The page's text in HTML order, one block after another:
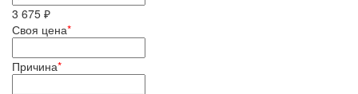
3 675 ₽
Своя цена*
Причина*